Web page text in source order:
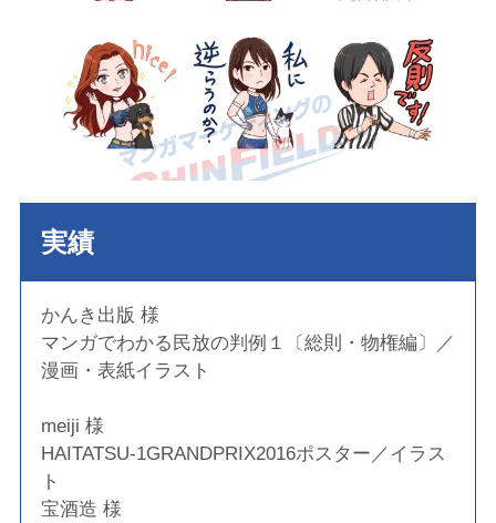
実績
かんき出版 様
マンガでわかる民放の判例１〔総則・物権編〕／
漫画・表紙イラスト
meiji 様
HAITATSU-1GRANDPRIX2016ポスター／イラス
ト
宝酒造 様